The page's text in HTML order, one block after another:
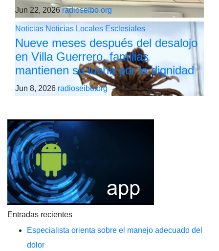
Jun 22, 2026radioseibo.org
Noticias Noticias Locales Esclesiales
Nueve meses después del desalojo
en Villa Guerrero, familias
mantienen su lucha por la dignidad
Jun 8, 2026 radioseibo.org
Entradas recientes
Especialista orienta sobre el manejo adecuado del
dolor